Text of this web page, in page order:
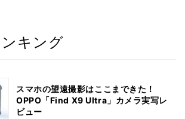
キング
スマホの望遠撮影はここまできた！
OPPO「Find X9 Ultra」カメラ実写レ
ビュー